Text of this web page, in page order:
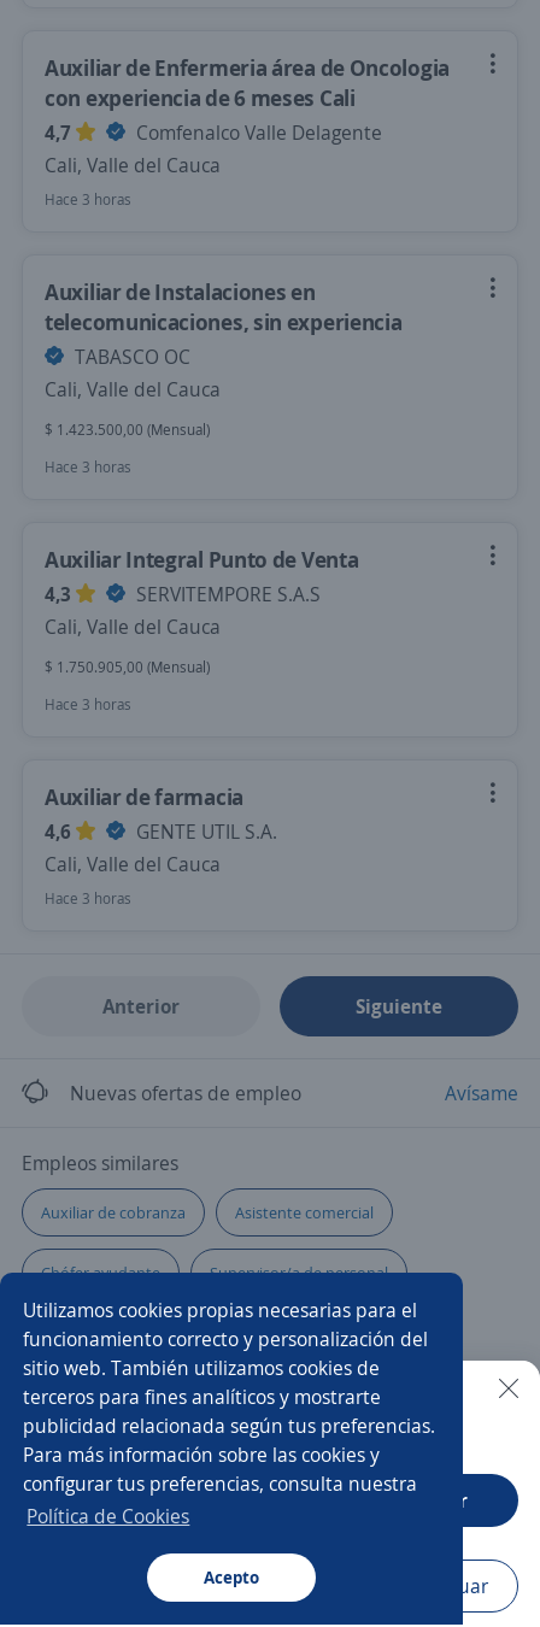
Utilizamos cookies propias necesarias para el
funcionamiento correcto y personalización del
sitio web. También utilizamos cookies de
terceros para fines analíticos y mostrarte
publicidad relacionada según tus preferencias.
Para más información sobre las cookies y
configurar tus preferencias, consulta nuestra
Política de Cookies
Acepto
Auxiliar de Enfermeria área de Oncologia
con experiencia de 6 meses Cali
4,7
Comfenalco Valle Delagente
Cali, Valle del Cauca
Hace 3 horas
Auxiliar de Instalaciones en
telecomunicaciones, sin experiencia
TABASCO OC
Cali, Valle del Cauca
$ 1.423.500,00 (Mensual)
Hace 3 horas
Auxiliar Integral Punto de Venta
4,3
SERVITEMPORE S.A.S
Cali, Valle del Cauca
$ 1.750.905,00 (Mensual)
Hace 3 horas
Auxiliar de farmacia
4,6
GENTE UTIL S.A.
Cali, Valle del Cauca
Hace 3 horas
Anterior Siguiente
Nuevas ofertas de empleo Avísame
Empleos similares
Auxiliar de cobranza Asistente comercial
Chófer ayudante Supervisor/a de personal
Ayudante de servicios generales Auxiliar en obra
Auxiliar contable Ayudante de chófer reparto
Auxiliar de planta Ayudante mecánico
Servicio al cliente
Auxiliar contable contador Producción
Buscar es más fácil en la app
CT App Abrir
Navegador Continuar